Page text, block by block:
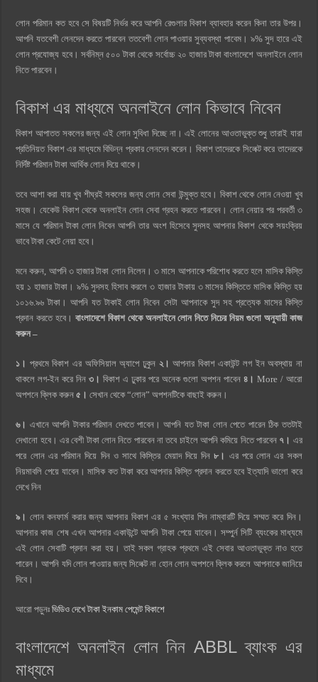
লোন পরিমান কত হবে সে বিষয়টি নির্ভর করে আপনি রেগুলার বিকাশ ব্যাবহার করেন কিনা তার উপর।
আপনি যতবেশী লেনদেন করতে পারবেন ততবেশী লোন পাওয়ার সুব্যবস্থা পাবেম। ৯% সুদ হারে এই
লোন প্রযোজ্য হবে। সর্বনিম্ন ৫০০ টাকা থেকে সর্বোচ্চ ২০ হাজার টাকা বাংলাদেশে অনলাইনে লোন
নিতে পারবেন।
বিকাশ এর মাধ্যমে অনলাইনে লোন কিভাবে নিবেন
বিকাশ আপাতত সকলের জন্য এই লোন সুবিধা দিচ্ছে না। এই লোনের আওতাভুক্ত শুধু তারাই যারা
প্রতিনিয়ত বিকাশ এর মাধ্যমে বিভিন্ন প্রকার লেনদেন করেন। বিকাশ তাদেরকে সিলেক্ট করে তাদেরকে
নির্দিষ্ট পরিমান টাকা আর্থিক লোন দিয়ে থাকে।
তবে আশা করা যায় খুব শীঘ্রই সকলের জন্য লোন সেবা উন্মুক্ত হবে। বিকাশ থেকে লোন নেওয়া খুব
সহজ। যেকেউ বিকাশ থেকে অনলাইন লোন সেবা গ্রহন করতে পারবেন। লোন নেয়ার পর পরবর্তী ৩
মাসে যে পরিমান টাকা লোন নিবেন আপনি তার অংশ হিসেবে সুদসহ আপনার বিকাশ থেকে সয়ংক্রিয়
ভাবে টাকা কেটে নেয়া হবে।
মনে করুন, আপনি ৩ হাজার টাকা লোন নিলেন। ৩ মাসে আপনাকে পরিশোধ করতে হলে মাসিক কিস্তি
হয় ১ হাজার টাকা। ৯% সুদসহ হিসাব করলে ৩ হাজার টাকায় ৩ মাসের কিস্তিতে মাসিক কিস্তি হয়
১০১৬.৯৬ টাকা। আপনি যত টাকাই লোন নিবেন সেটা আপনাকে সুদ সহ প্রত্যেক মাসের কিস্তি
প্রদান করতে হবে। বাংলাদেশে বিকাশ থেকে অনলাইনে লোন নিতে নিচের নিয়ম গুলো অনুযায়ী কাজ
করুন –
১। প্রথমে বিকাশ এর অফিসিয়াল অ্যাপে ঢুকুন ২। আপনার বিকাশ একাউন্ট লগ ইন অবস্থায় না
থাকলে লগ-ইন করে নিন৩। বিকাশ এ ঢুকার পরে অনেক গুলো অপশন পাবেন ৪। More / আরো
অপশনে ক্লিক করুন৫। সেখান থেকে “লোন” অপশনটিকে বাছাই করুন।
৬। এখানে আপনি টাকার পরিমান দেখতে পাবেন। আপনি যত টাকা লোন পেতে পারেন ঠিক ততটাই
দেখানো হবে। এর বেশী টাকা লোন নিতে পারবেন না তবে চাইলে আপনি কমিয়ে নিতে পারবেন ৭। এর
পরে লোন এর পরিমান দিয়ে দিন ও সাথে কিস্তির মেয়াদ দিয়ে দিন৮। এর পরে লোন এর সকল
নিয়মাবলি পেয়ে যাবেন। মাসিক কত টাকা করে আপনার কিস্তি প্রদান করতে হবে ইত্যাদি ভালো করে
দেখে নিন
৯। লোন কনফার্ম করার জন্য আপনার বিকাশ এর ৫ সংখ্যার পিন নাম্বারটি দিয়ে সম্মত করে দিন।
আপনার কাজ শেষ এখন আপনার একাউন্টে আপনি টাকা পেয়ে যাবেন। সম্পুর্ন সিটি ব্যংকের মাধ্যমে
এই লোন সেবাটি প্রদান করা হয়। তাই সকল গ্রাহক প্রথমে এই সেবার আওতাভুক্ত নাও হতে
পারেন। আপনি যদি লোন পাওয়ার জন্য সিলেক্ট না হোন লোন অপশনে ক্লিক করলে আপনাকে জানিয়ে
দিবে।
আরো পড়ুনঃভিডিও দেখে টাকা ইনকাম পেমেন্ট বিকাশে
বাংলাদেশে অনলাইন লোন নিন ABBL ব্যাংক এর
মাধ্যমে